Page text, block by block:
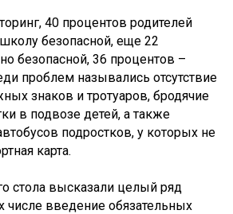
40 процентов родителей
безопасной, еще 22
безопасной, 36 процентов –
проблем назывались отсутствие
знаков и тротуаров, бродячие
в подвозе детей, а также
подростков, у которых не
карта.
стола высказали целый ряд
числе введение обязательных